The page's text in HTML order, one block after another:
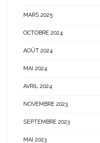
MARS 2025
OCTOBRE 2024
AOÛT 2024
MAI 2024
AVRIL 2024
NOVEMBRE 2023
SEPTEMBRE 2023
MAI 2023